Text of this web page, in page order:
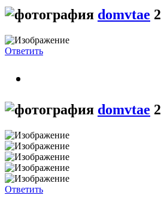
domvtae
Ответить
domvtae
Ответить